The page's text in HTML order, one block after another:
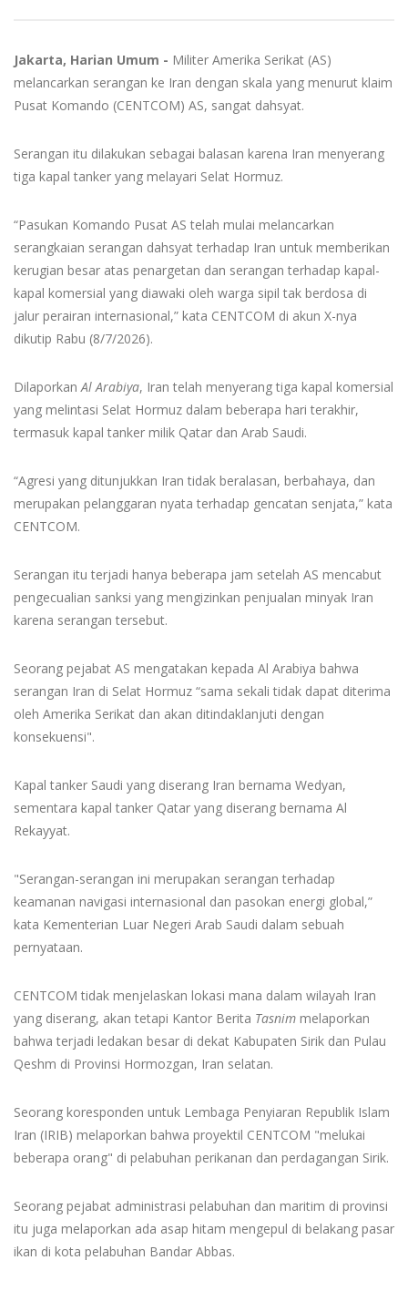
Jakarta, Harian Umum - Militer Amerika Serikat (AS)
melancarkan serangan ke Iran dengan skala yang menurut klaim
Pusat Komando (CENTCOM) AS, sangat dahsyat.
Serangan itu dilakukan sebagai balasan karena Iran menyerang
tiga kapal tanker yang melayari Selat Hormuz.
“Pasukan Komando Pusat AS telah mulai melancarkan
serangkaian serangan dahsyat terhadap Iran untuk memberikan
kerugian besar atas penargetan dan serangan terhadap kapal-
kapal komersial yang diawaki oleh warga sipil tak berdosa di
jalur perairan internasional,” kata CENTCOM di akun X-nya
dikutip Rabu (8/7/2026).
DilaporkanAl Arabiya, Iran telah menyerang tiga kapal komersial
yang melintasi Selat Hormuz dalam beberapa hari terakhir,
termasuk kapal tanker milik Qatar dan Arab Saudi.
“Agresi yang ditunjukkan Iran tidak beralasan, berbahaya, dan
merupakan pelanggaran nyata terhadap gencatan senjata,” kata
CENTCOM.
Serangan itu terjadi hanya beberapa jam setelah AS mencabut
pengecualian sanksi yang mengizinkan penjualan minyak Iran
karena serangan tersebut.
Seorang pejabat AS mengatakan kepada Al Arabiya bahwa
serangan Iran di Selat Hormuz “sama sekali tidak dapat diterima
oleh Amerika Serikat dan akan ditindaklanjuti dengan
konsekuensi".
Kapal tanker Saudi yang diserang Iran bernama Wedyan,
sementara kapal tanker Qatar yang diserang bernama Al
Rekayyat.
"Serangan-serangan ini merupakan serangan terhadap
keamanan navigasi internasional dan pasokan energi global,”
kata Kementerian Luar Negeri Arab Saudi dalam sebuah
pernyataan.
CENTCOM tidak menjelaskan lokasi mana dalam wilayah Iran
yang diserang, akan tetapi Kantor Berita Tasnim melaporkan
bahwa terjadi ledakan besar di dekat Kabupaten Sirik dan Pulau
Qeshm di Provinsi Hormozgan, Iran selatan.
Seorang koresponden untuk Lembaga Penyiaran Republik Islam
Iran (IRIB) melaporkan bahwa proyektil CENTCOM "melukai
beberapa orang" di pelabuhan perikanan dan perdagangan Sirik.
Seorang pejabat administrasi pelabuhan dan maritim di provinsi
itu juga melaporkan ada asap hitam mengepul di belakang pasar
ikan di kota pelabuhan Bandar Abbas.